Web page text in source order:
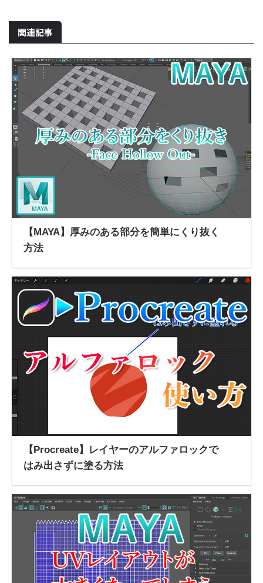
関連記事
【MAYA】厚みのある部分を簡単にくり抜く
方法
【Procreate】レイヤーのアルファロックで
はみ出さずに塗る方法